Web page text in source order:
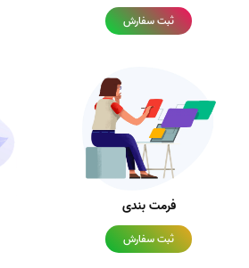
ثبت سفارش
فرمت بندی
ثبت سفارش